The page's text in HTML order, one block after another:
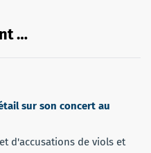
…
sur son concert au
d'accusations de viols et